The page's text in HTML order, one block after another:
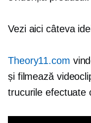
Vezi aici câteva
Theory11.com
și filmează
trucurile efectuate